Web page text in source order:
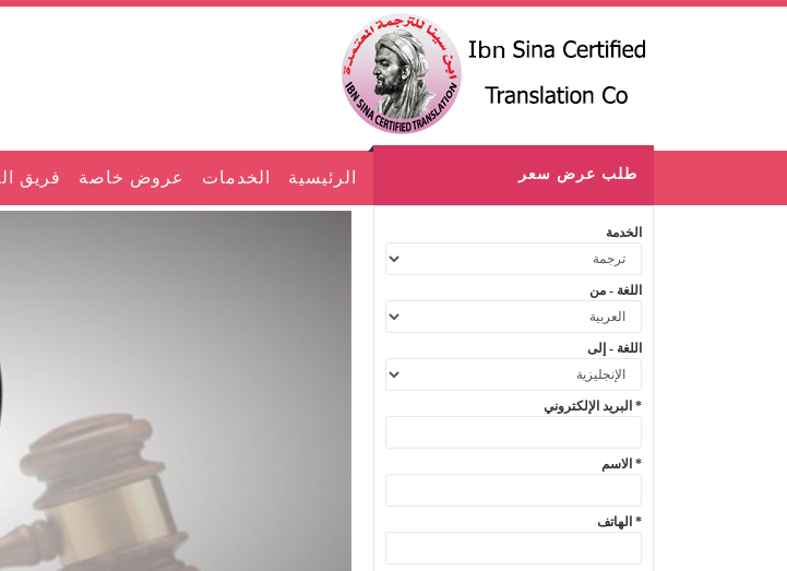
طلب عرض سعر
الخدمة
اللغة - من
اللغة - إلى
البريد الإلكتروني *
الاسم *
الهاتف *
الرئيسية الخدمات عروض خاصة فريق